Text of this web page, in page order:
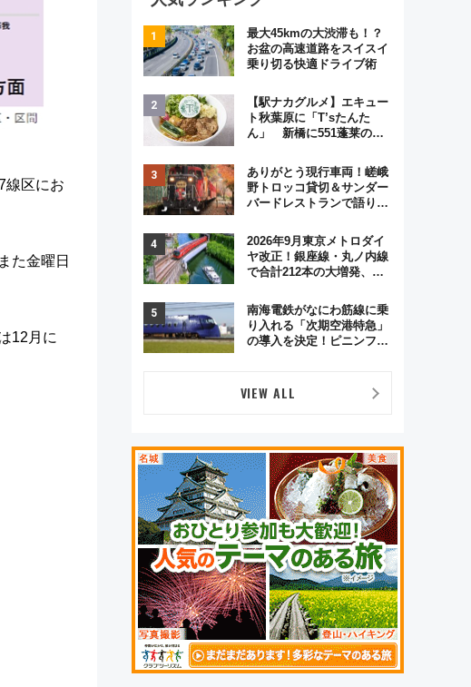
線区にお
た金曜日
12月に
最大45kmの大渋滞も！？
お盆の高速道路をスイスイ
乗り切る快適ドライブ術
【駅ナカグルメ】エキュー
ト秋葉原に「T’sたんた
ん」 新橋に551蓬莱の
オムライス専門店「肉とた
まご」新グルメ続々登場！
【2026年8月】
ありがとう現行車両！嵯峨
野トロッコ貸切＆サンダー
バードレストランで語り合
原トシヒロと行く！9月13
日「京都の鉄道満喫ツア
ー」開催
2026年9月東京メトロダイ
ヤ改正！銀座線・丸ノ内線
で合計212本の大増発、混
南海電鉄がなにわ筋線に乗
り入れる「次期空港特急」
の導入を決定！ピニンファ
VIEW ALL